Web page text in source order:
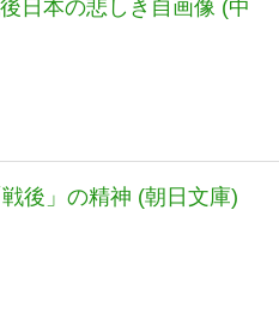
日本の悲しき自画像 (中
後」の精神 (朝日文庫)